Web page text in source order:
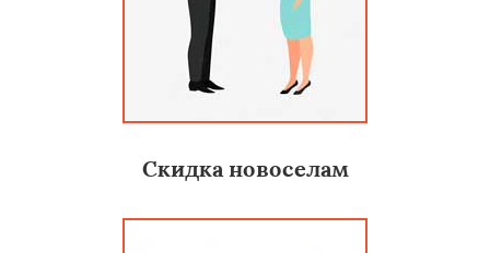
Скидка новоселам